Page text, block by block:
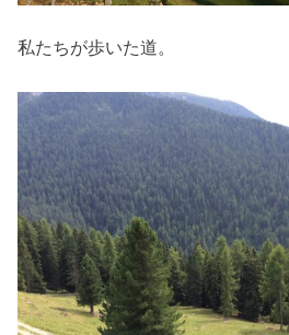
私たちが歩いた道。